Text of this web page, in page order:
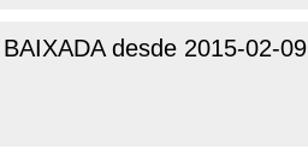
desde 2015-02-09